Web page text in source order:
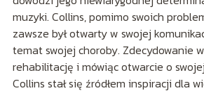
muzyki. Collins, pomimo swoich
zawsze był otwarty w swojej
temat swojej choroby. Zdecydowanie
rehabilitację i mówiąc otwarcie o
Collins stał się źródłem inspiracji dla